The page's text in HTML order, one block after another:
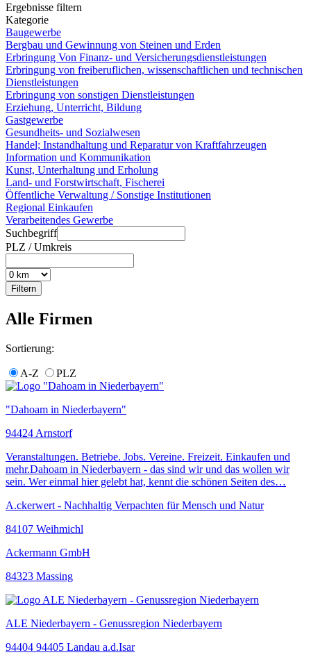
Ergebnisse filtern
Kategorie
Baugewerbe
Bergbau und Gewinnung von Steinen und Erden
Erbringung Von Finanz- und Versicherungsdienstleistungen
Erbringung von freiberuflichen, wissenschaftlichen und technischen
Dienstleistungen
Erbringung von sonstigen Dienstleistungen
Erziehung, Unterricht, Bildung
Gastgewerbe
Gesundheits- und Sozialwesen
Handel; Instandhaltung und Reparatur von Kraftfahrzeugen
Information und Kommunikation
Kunst, Unterhaltung und Erholung
Land- und Forstwirtschaft, Fischerei
Öffentliche Verwaltung / Sonstige Institutionen
Regional Einkaufen
Verarbeitendes Gewerbe
Suchbegriff
PLZ / Umkreis
Alle Firmen
Sortierung:
A-Z PLZ
"Dahoam in Niederbayern"
94424 Arnstorf
Veranstaltungen. Betriebe. Jobs. Vereine. Freizeit. Einkaufen und
mehr.Dahoam in Niederbayern - das sind wir und das wollen wir
sein. Wer einmal hier gelebt hat, kennt die schönen Seiten des…
A.ckerwert - Nachhaltig Verpachten für Mensch und Natur
84107 Weihmichl
Ackermann GmbH
84323 Massing
ALE Niederbayern - Genussregion Niederbayern
94404 94405 Landau a.d.Isar